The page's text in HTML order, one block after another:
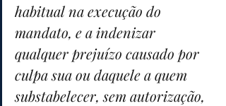
habitual na execução do
mandato, e a indenizar
qualquer prejuízo causado por
culpa sua ou daquele a quem
substabelecer, sem autorização,